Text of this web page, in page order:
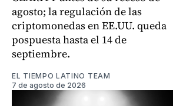
agosto; la regulación de las
criptomonedas en EE.UU. queda
pospuesta hasta el 14 de
septiembre.
EL TIEMPO LATINO TEAM
7 de agosto de 2026